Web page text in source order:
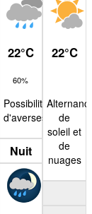
22°C
60%
Possibilité
d'averses
Nuit
22°C
de
soleil et
de
nuages